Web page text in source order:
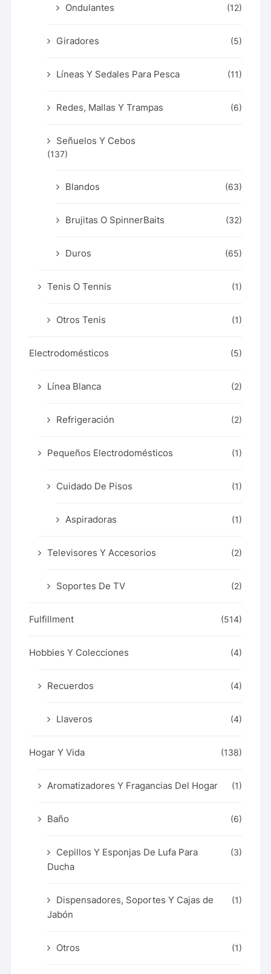
Ondulantes (12)
Giradores (5)
Líneas Y Sedales Para Pesca (11)
Redes, Mallas Y Trampas (6)
Señuelos Y Cebos
(137)
Blandos (63)
Brujitas O SpinnerBaits (32)
Duros (65)
Tenis O Tennis (1)
Otros Tenis (1)
Electrodomésticos (5)
Línea Blanca (2)
Refrigeración (2)
Pequeños Electrodomésticos (1)
Cuidado De Pisos (1)
Aspiradoras (1)
Televisores Y Accesorios (2)
Soportes De TV (2)
Fulfillment (514)
Hobbies Y Colecciones (4)
Recuerdos (4)
Llaveros (4)
Hogar Y Vida (138)
Aromatizadores Y Fragancias Del Hogar (1)
Baño (6)
Cepillos Y Esponjas De Lufa Para
Ducha
(3)
Dispensadores, Soportes Y Cajas de
Jabón
(1)
Otros (1)